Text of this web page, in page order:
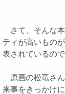
さて、そんな本
ティが高いもの
表されているの
原画の松竜さん
来事をきっかけ